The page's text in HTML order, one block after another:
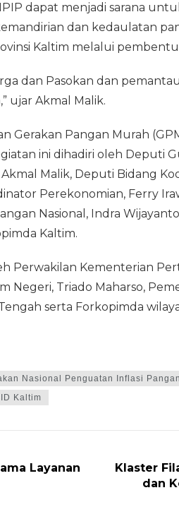
dapat menjadi sarana
dan kedaulatan
Kaltim melalui
dan Pasokan dan
ujar Akmal Malik.
Gerakan Pangan Murah
ini dihadiri oleh Deputi
Malik, Deputi Bidang
Perekonomian, Ferry
Nasional, Indra
Kaltim.
Perwakilan Kementerian
Negeri, Triado Maharso,
serta Forkopimda
Nasional Penguatan Inflasi
Kaltim
Layanan
Klaster
dan